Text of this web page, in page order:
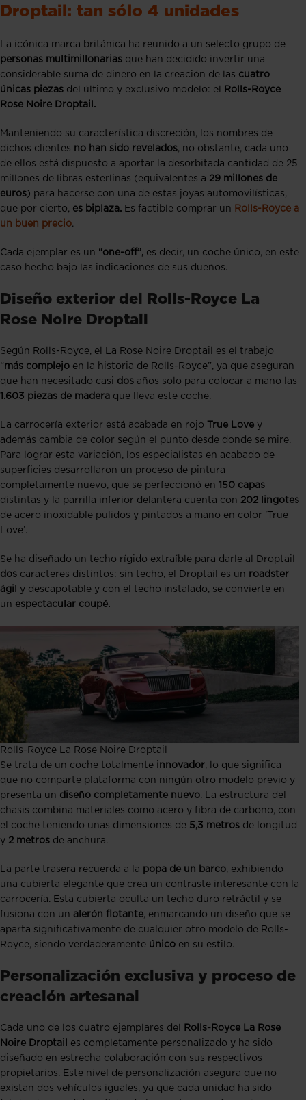
Droptail: tan sólo 4 unidades
La icónica marca británica ha reunido a un selecto grupo de
personas multimillonarias que han decidido invertir una
considerable suma de dinero en la creación de las cuatro
únicas piezas del último y exclusivo modelo: el
Rolls-Royce
Rose Noire Droptail.
Manteniendo su característica discreción, los nombres de
dichos clientes no han sido revelados, no obstante, cada uno
de ellos está dispuesto a aportar la desorbitada cantidad de 25
millones de libras esterlinas (equivalentes a 29 millones de
euros) para hacerse con una de estas joyas automovilísticas,
que por cierto, es biplaza. Es factible comprar un Rolls-Royce a
un buen precio.
Cada ejemplar es un “one-off”, es decir, un coche único, en este
caso hecho bajo las indicaciones de sus dueños.
Diseño exterior del Rolls-Royce La
Rose Noire Droptail
Según Rolls-Royce, el La Rose Noire Droptail es el trabajo
“más complejo en la historia de Rolls-Royce”, ya que aseguran
que han necesitado casi dos años solo para colocar a mano las
1.603 piezas de madera que lleva este coche.
La carrocería exterior está acabada en rojo True Love y
además cambia de color según el punto desde donde se mire.
Para lograr esta variación, los especialistas en acabado de
superficies desarrollaron un proceso de pintura
completamente nuevo, que se perfeccionó en 150 capas
distintas y la parrilla inferior delantera cuenta con 202 lingotes
de acero inoxidable pulidos y pintados a mano en color ‘True
Love’.
Se ha diseñado un techo rígido extraíble para darle al Droptail
dos caracteres distintos: sin techo, el Droptail es un roadster
ágil y descapotable y con el techo instalado, se convierte en
un espectacular coupé.
Rolls-Royce La Rose Noire Droptail
Se trata de un coche totalmente innovador, lo que significa
que no comparte plataforma con ningún otro modelo previo y
presenta un diseño completamente nuevo. La estructura del
chasis combina materiales como acero y fibra de carbono, con
el coche teniendo unas dimensiones de 5,3 metros de longitud
y 2 metros de anchura.
La parte trasera recuerda a la popa de un barco, exhibiendo
una cubierta elegante que crea un contraste interesante con la
carrocería. Esta cubierta oculta un techo duro retráctil y se
fusiona con un alerón flotante, enmarcando un diseño que se
aparta significativamente de cualquier otro modelo de Rolls-
Royce, siendo verdaderamente único en su estilo.
Personalización exclusiva y proceso de
creación artesanal
Cada uno de los cuatro ejemplares del
Rolls-Royce La Rose
Noire Droptail
es completamente personalizado y ha sido
diseñado en estrecha colaboración con sus respectivos
propietarios. Este nivel de personalización asegura que no
existan dos vehículos iguales, ya que cada unidad ha sido